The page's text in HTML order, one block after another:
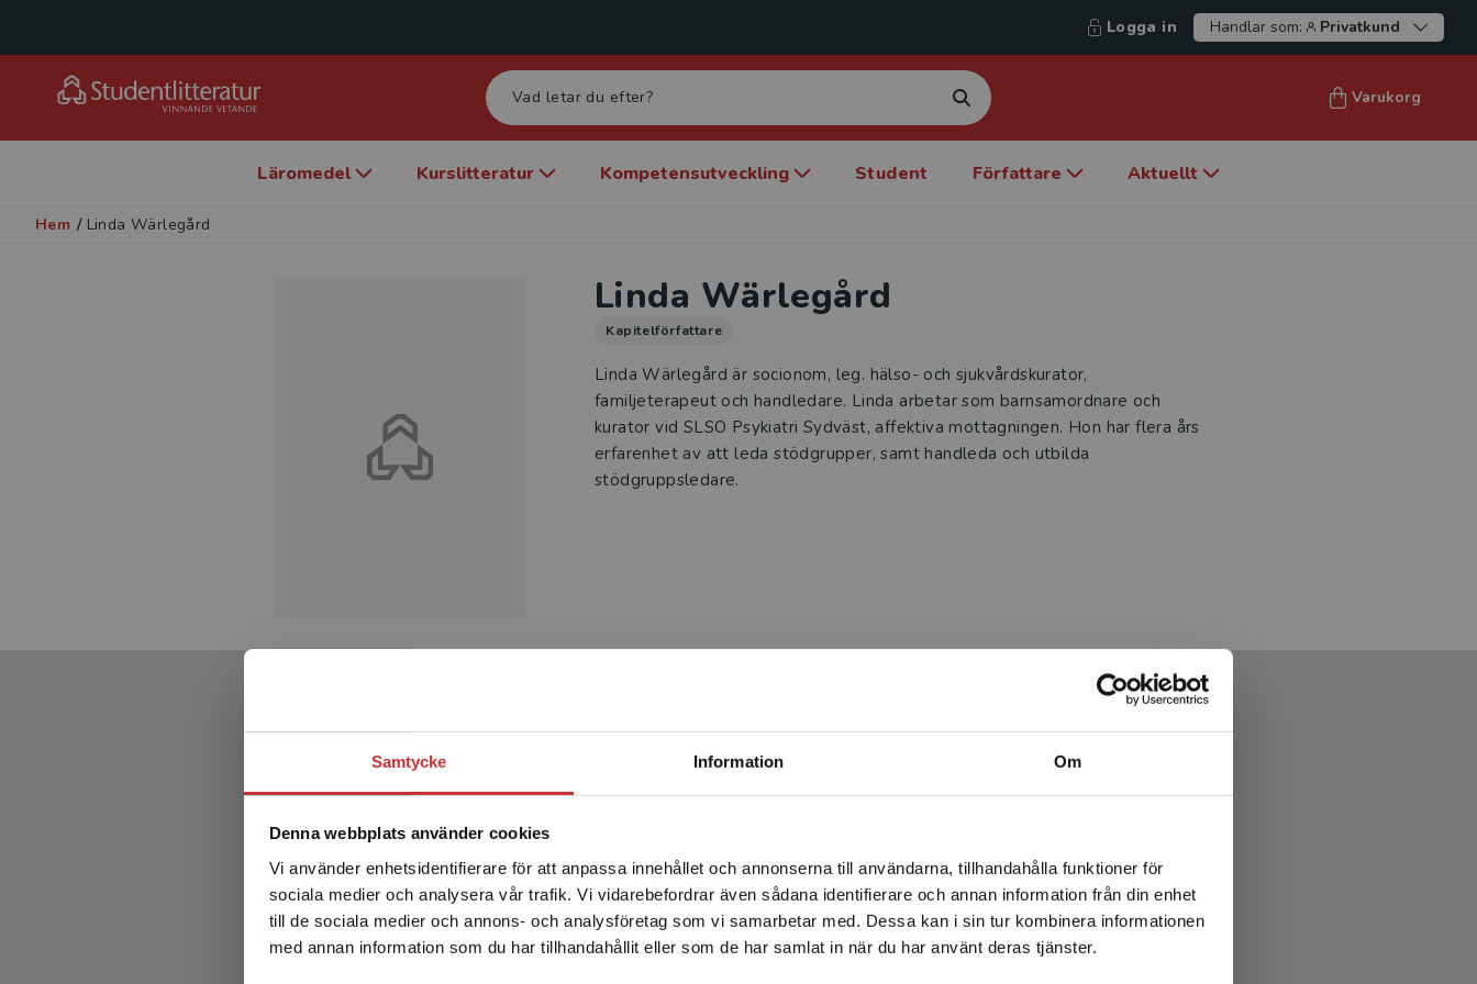
Samtycke Information Om
Denna webbplats använder cookies
Vi använder enhetsidentifierare för att anpassa innehållet och annonserna till användarna, tillhandahålla funktioner för
sociala medier och analysera vår trafik. Vi vidarebefordrar även sådana identifierare och annan information från din enhet
till de sociala medier och annons- och analysföretag som vi samarbetar med. Dessa kan i sin tur kombinera informationen
med annan information som du har tillhandahållit eller som de har samlat in när du har använt deras tjänster.
Begränsad fraktregion
Det verkar som att du besöker studentlitteratur.se via en
enhet utanför Sverige. Vi erbjuder inte leveranser utanför
Sverige. För att kunna slutföra ett köp måste
leveransadressen vara i Sverige.Läs mer
Logga in Handlar som: Privatkund
Varukorg
Läromedel Kurslitteratur Kompetensutveckling Student Författare Aktuellt
Hem / Linda Wärlegård
Linda Wärlegård
Kapitelförfattare
Linda Wärlegård är socionom, leg. hälso- och sjukvårdskurator,
familjeterapeut och handledare. Linda arbetar som barnsamordnare och
kurator vid SLSO Psykiatri Sydväst, affektiva mottagningen. Hon har flera års
erfarenhet av att leda stödgrupper, samt handleda och utbilda
stödgruppsledare.
Produkter